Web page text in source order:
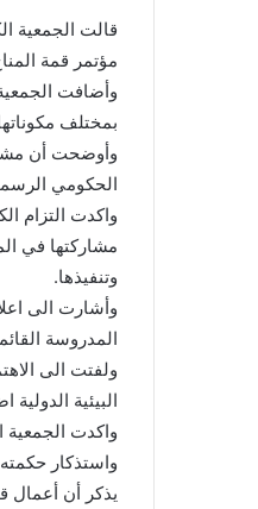
قالت الجمعية
مؤتمر قمة المناخ (كوب 22) بالمغرب يدعم العمل
وأضافت
بمختلف
وأوضحت أن
الحكومي
واكدت التزام
مشاركتها في
وتنفيذها.
وأشارت الى
المدروسة
ولفتت الى
البيئية
واكدت الجمعية
واستذكار